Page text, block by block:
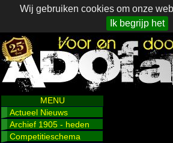
Wij gebruiken cookies om onze
Ik begrijp het
MENU
Actueel Nieuws
Archief 1905 - heden
Competitieschema